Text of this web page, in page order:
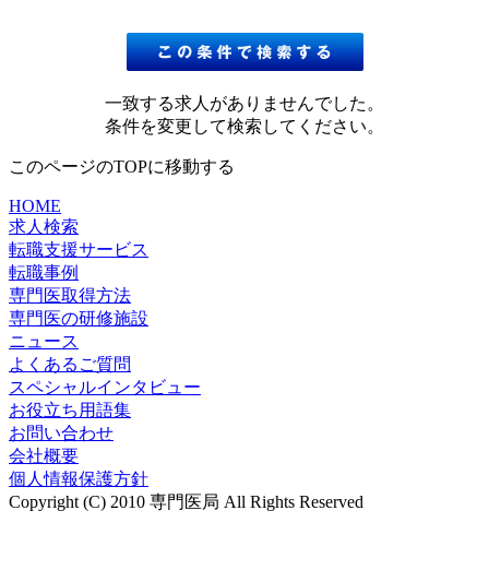
一致する求人がありませんでした。
条件を変更して検索してください。
このページのTOPに移動する
HOME
求人検索
転職支援サービス
転職事例
専門医取得方法
専門医の研修施設
ニュース
よくあるご質問
スペシャルインタビュー
お役立ち用語集
お問い合わせ
会社概要
個人情報保護方針
Copyright (C) 2010 専門医局 All Rights Reserved